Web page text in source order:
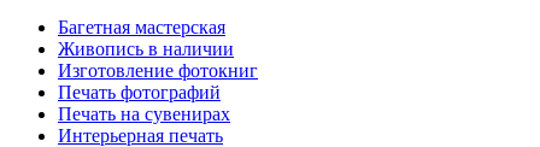
Багетная мастерская
Живопись в наличии
Изготовление фотокниг
Печать фотографий
Печать на сувенирах
Интерьерная печать